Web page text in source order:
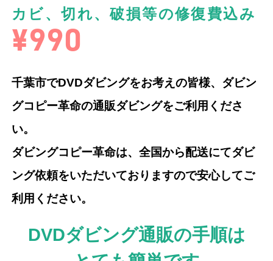
カビ、切れ、破損等の修復費込み
¥990
千葉市でDVDダビングをお考えの皆様、ダビン
グコピー革命の通販ダビングをご利用くださ
い。
ダビングコピー革命は、全国から配送にてダビ
ング依頼をいただいておりますので安心してご
利用ください。
DVDダビング通販の手順は